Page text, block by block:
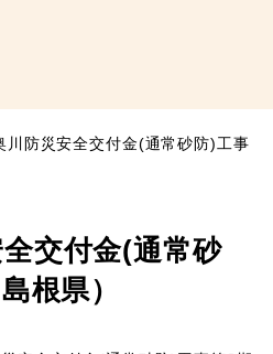
川防災安全交付金(通常砂防)工事
交付金(通常砂
根県）